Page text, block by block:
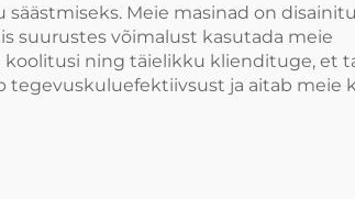
Meie masinad on
suurustes võimalust kasutada meie
ning täielikku kliendituge, et
tegevuskuluefektiivsust ja aitab meie